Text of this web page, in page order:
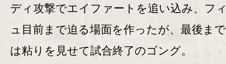
ディ攻撃でエイファートを追い込み、フ
ュ目前まで迫る場面を作ったが、最後ま
は粘りを見せて試合終了のゴング。